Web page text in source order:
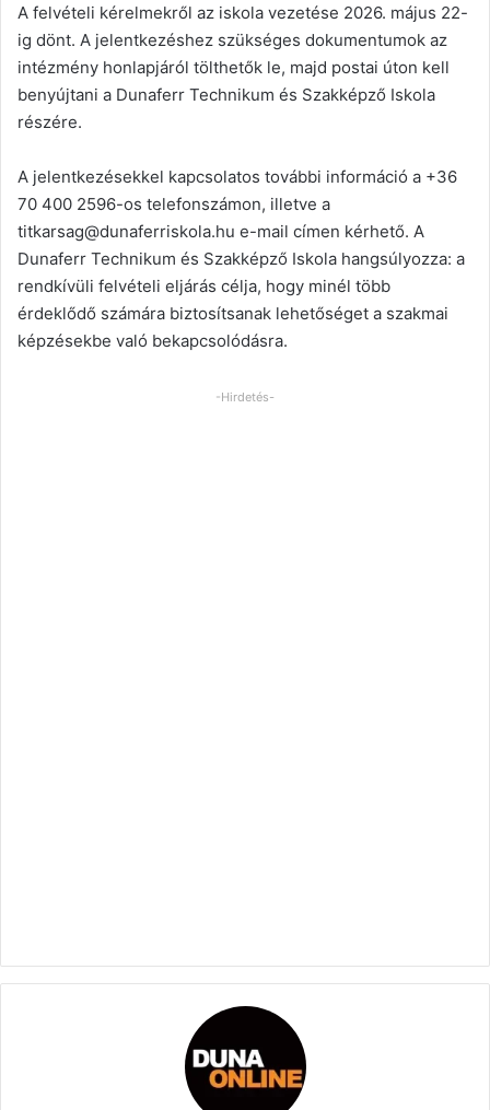
A felvételi kérelmekről az iskola vezetése 2026. május 22-
ig dönt. A jelentkezéshez szükséges dokumentumok az
intézmény honlapjáról tölthetők le, majd postai úton kell
benyújtani a Dunaferr Technikum és Szakképző Iskola
részére.
A jelentkezésekkel kapcsolatos további információ a +36
70 400 2596-os telefonszámon, illetve a
titkarsag@dunaferriskola.hu e-mail címen kérhető. A
Dunaferr Technikum és Szakképző Iskola hangsúlyozza: a
rendkívüli felvételi eljárás célja, hogy minél több
érdeklődő számára biztosítsanak lehetőséget a szakmai
képzésekbe való bekapcsolódásra.
-Hirdetés-